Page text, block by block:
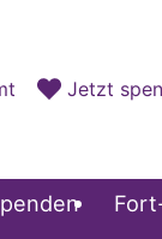
Jetzt